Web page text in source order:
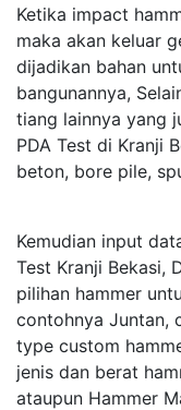
Ketika impact
maka akan keluar
dijadikan bahan
bangunannya,
tiang lainnya yang
PDA Test di Kranji
beton, bore pile,
Kemudian input
Test Kranji Bekasi,
pilihan hammer
contohnya Juntan,
type custom
jenis dan berat
ataupun Hammer